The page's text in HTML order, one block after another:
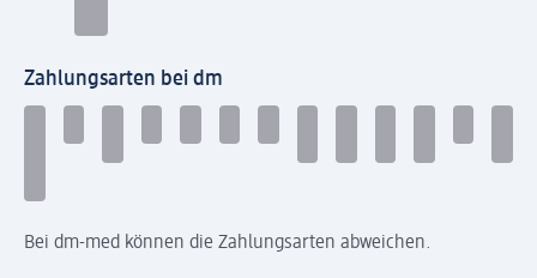
Zahlungsarten bei dm
Bei dm-med können die Zahlungsarten abweichen.